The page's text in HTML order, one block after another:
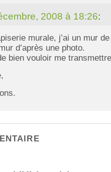
2008 à 18:26:
murale, j’ai un mur
d’après une photo.
bien vouloir me